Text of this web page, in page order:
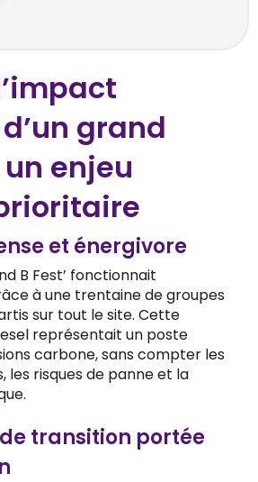
grand
enjeu
et énergivore
B Fest’ fonctionnait
à une trentaine de groupes
sur tout le site. Cette
représentait un poste
carbone, sans compter les
les risques de panne et la
transition portée